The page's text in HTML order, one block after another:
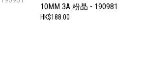
10MM 3A 粉晶 - 190981
HK$188.00